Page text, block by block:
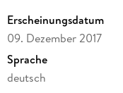
Administration von
öffentlichen Verwaltung
Diejenigen, die sich
orientieren und
Erscheinungsdatum
09. Dezember 2017
Sprache
deutsch